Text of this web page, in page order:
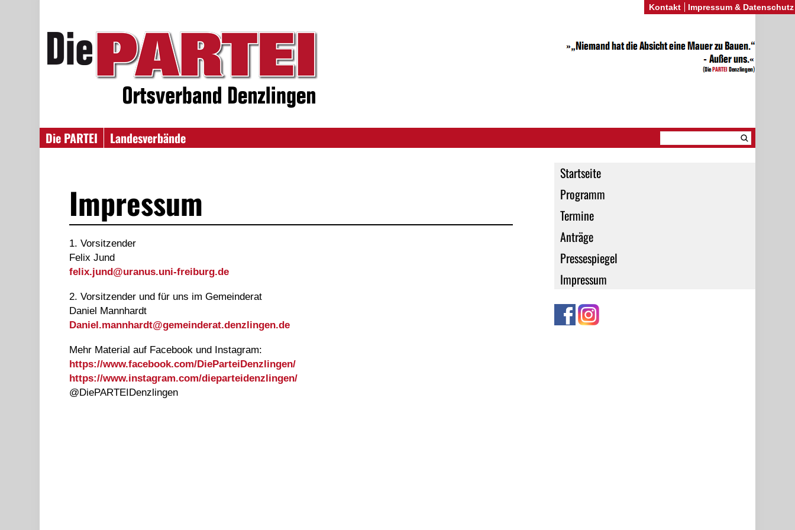
Die PARTEI
Landesverbände
Startseite
Programm
Termine
Anträge
Pressespiegel
Impressum
Impressum
1. Vorsitzender
Felix Jund
felix.jund@uranus.uni-freiburg.de
2. Vorsitzender und für uns im Gemeinderat
Daniel Mannhardt
Daniel.mannhardt@gemeinderat.denzlingen.de
Mehr Material auf Facebook und Instagram:
https://www.facebook.com/DieParteiDenzlingen/
https://www.instagram.com/dieparteidenzlingen/
@DiePARTEIDenzlingen
Kontakt Impressum & Datenschutz